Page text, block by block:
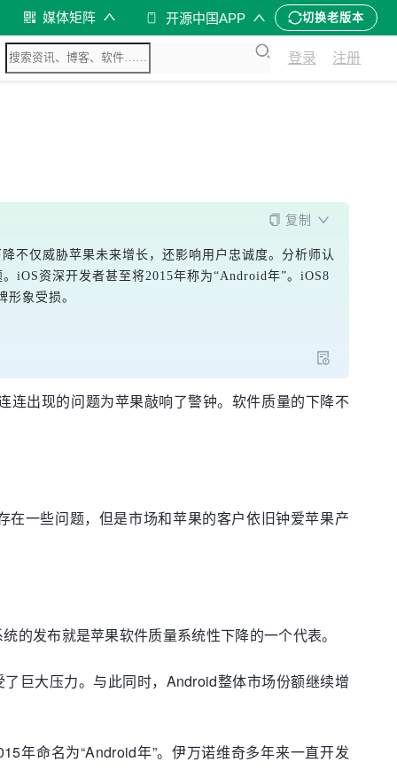
媒体矩阵 开源中国APP 切换老版本
登录 注册
复制
不仅威胁苹果未来增长，还影响用户忠诚度。分析师认
iOS资深开发者甚至将2015年称为“Android年”。iOS8
象受损。
连出现的问题为苹果敲响了警钟。软件质量的下降不
一些问题，但是市场和苹果的客户依旧钟爱苹果产
的发布就是苹果软件质量系统性下降的一个代表。
巨大压力。与此同时，Android整体市场份额继续增
年命名为“Android年”。伊万诺维奇多年来一直开发